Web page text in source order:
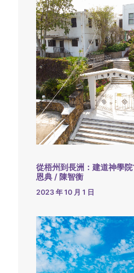
從梧州到長洲：建道神學
恩典 / 陳智衡
2023 年 10 月 1 日